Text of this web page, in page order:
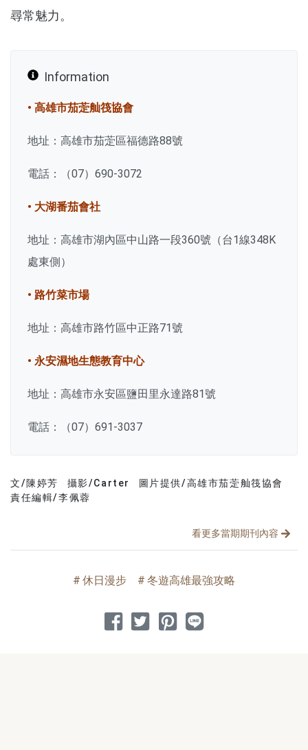
尋常魅力。
Information
• 高雄市茄萣舢筏協會
地址：高雄市茄萣區福德路88號
電話：（07）690-3072
• 大湖番茄會社
地址：高雄市湖內區中山路一段360號（台1線348K
處東側）
• 路竹菜市場
地址：高雄市路竹區中正路71號
• 永安濕地生態教育中心
地址：高雄市永安區鹽田里永達路81號
電話：（07）691-3037
文/陳婷芳 攝影/Carter
圖片提供/高雄市茄萣舢筏協會
責任編輯/李佩蓉
看更多當期期刊內容
文章分類
休日漫步 冬遊高雄最強攻略
分享文章
分享到 Facebook
分享到 Twitter
分享到 Pinterest
分享到 Line